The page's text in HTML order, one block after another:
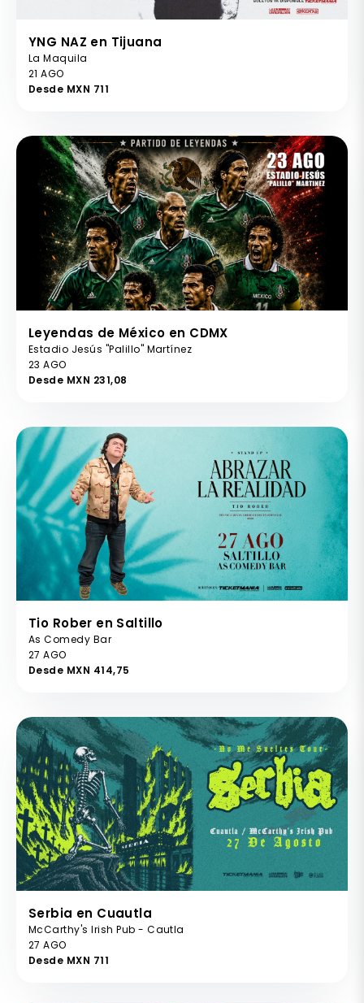
YNG NAZ en Tijuana
La Maquila
21 AGO
Desde MXN 711
Leyendas de México en CDMX
Estadio Jesús "Palillo" Martínez
23 AGO
Desde MXN 231,08
Tio Rober en Saltillo
As Comedy Bar
27 AGO
Desde MXN 414,75
Serbia en Cuautla
McCarthy's Irish Pub - Cautla
27 AGO
Desde MXN 711